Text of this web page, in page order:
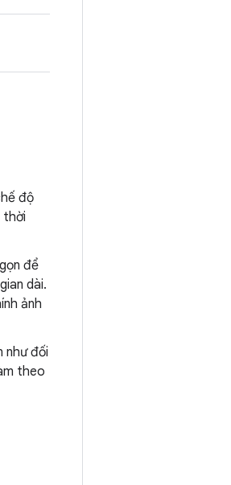
độ
thời
để
dài.
ảnh
như đối
theo